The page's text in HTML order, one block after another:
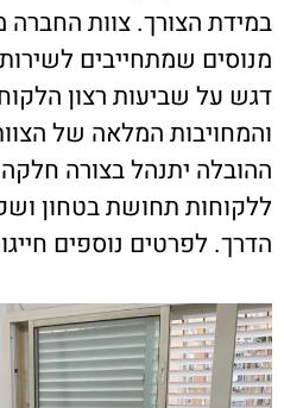
במידת הצורך. צוות
מנוסים שמתחייבים
דגש על שביעות רצון
והמחויבות המלאה של
ההובלה יתנהל בצורה
ללקוחות תחושת בטחון
הדרך. לפרטים נוספים